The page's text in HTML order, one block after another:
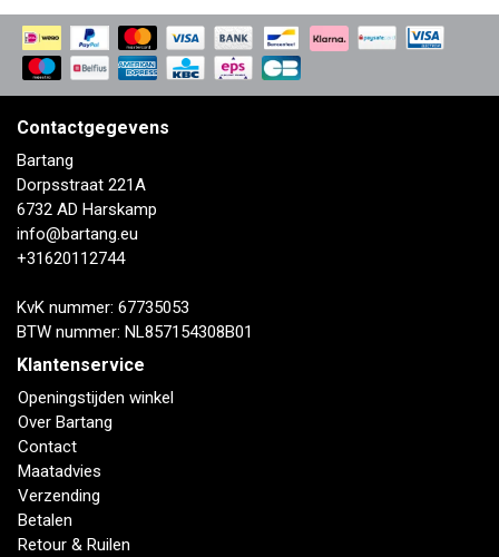
Contactgegevens
Bartang
Dorpsstraat 221A
6732 AD Harskamp
info@bartang.eu
+31620112744
KvK nummer: 67735053
BTW nummer: NL857154308B01
Klantenservice
Openingstijden winkel
Over Bartang
Contact
Maatadvies
Verzending
Betalen
Retour & Ruilen